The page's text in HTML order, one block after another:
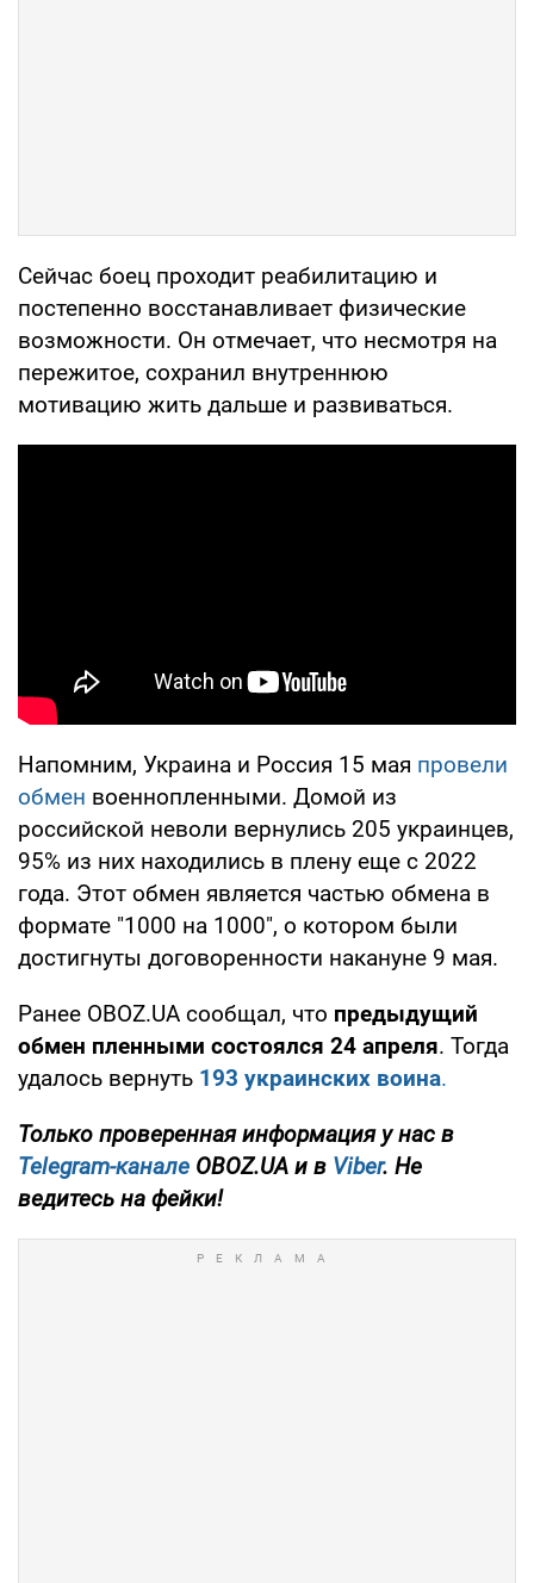
Сейчас боец проходит реабилитацию и
постепенно восстанавливает физические
возможности. Он отмечает, что несмотря на
пережитое, сохранил внутреннюю
мотивацию жить дальше и развиваться.
Напомним, Украина и Россия 15 мая провели
обмен военнопленными. Домой из
российской неволи вернулись 205 украинцев,
95% из них находились в плену еще с 2022
года. Этот обмен является частью обмена в
формате "1000 на 1000", о котором были
достигнуты договоренности накануне 9 мая.
Ранее OBOZ.UA сообщал, что предыдущий
обмен пленными состоялся 24 апреля. Тогда
удалось вернуть 193 украинских воина.
Только проверенная информация у нас в
Telegram-канале OBOZ.UA и в Viber. Не
ведитесь на фейки!